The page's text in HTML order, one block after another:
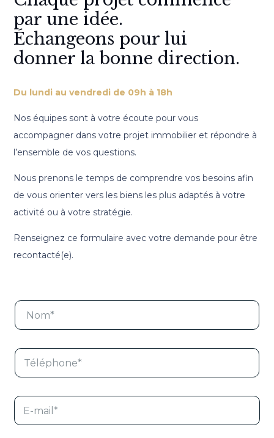
par une idée.
Échangeons pour lui
donner la bonne direction.
Du lundi au vendredi de 09h à 18h
Nos équipes sont à votre écoute pour vous
accompagner dans votre projet immobilier et répondre à
l’ensemble de vos questions.
Nous prenons le temps de comprendre vos besoins afin
de vous orienter vers les biens les plus adaptés à votre
activité ou à votre stratégie.
Renseignez ce formulaire avec votre demande pour être
recontacté(e).
N
m
T
l
p
h
n
E
m